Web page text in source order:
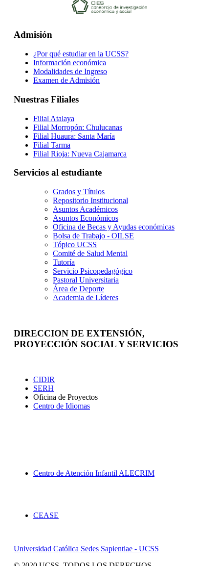
Admisión
¿Por qué estudiar en la UCSS?
Información económica
Modalidades de Ingreso
Examen de Admisión
Nuestras Filiales
Filial Atalaya
Filial Morropón: Chulucanas
Filial Huaura: Santa María
Filial Tarma
Filial Rioja: Nueva Cajamarca
Servicios al estudiante
Grados y Títulos
Repositorio Institucional
Asuntos Académicos
Asuntos Económicos
Oficina de Becas y Ayudas económicas
Bolsa de Trabajo - OILSE
Tópico UCSS
Comité de Salud Mental
Tutoría
Servicio Psicopedagógico
Pastoral Universitaria
Área de Deporte
Academia de Líderes
DIRECCION DE EXTENSIÓN,
PROYECCIÓN SOCIAL Y SERVICIOS
CIDIR
SERH
Oficina de Proyectos
Centro de Idiomas
Centro de Atención Infantil ALECRIM
CEASE
Universidad Católica Sedes Sapientiae - UCSS